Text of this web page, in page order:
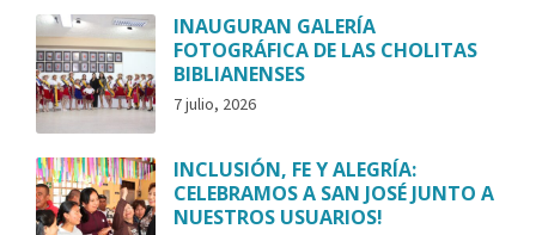
INAUGURAN GALERÍA
FOTOGRÁFICA DE LAS CHOLITAS
BIBLIANENSES
7 julio, 2026
INCLUSIÓN, FE Y ALEGRÍA:
CELEBRAMOS A SAN JOSÉ JUNTO A
NUESTROS USUARIOS!